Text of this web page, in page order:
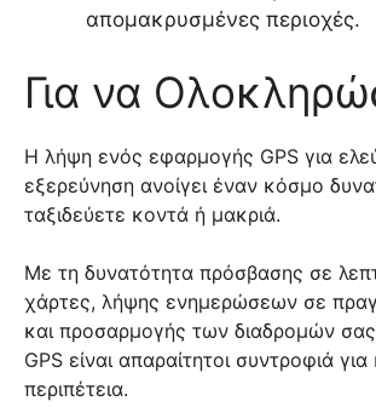
απομακρυσμένες περιοχές.
Για να
Η λήψη ενός εφαρμογής GPS για
εξερεύνηση ανοίγει έναν κόσμο
ταξιδεύετε κοντά ή μακριά.
Με τη δυνατότητα πρόσβασης σε
χάρτες, λήψης ενημερώσεων σε
και προσαρμογής των διαδρομών
GPS είναι απαραίτητοι συντροφιά
περιπέτεια.